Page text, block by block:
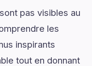
pas visibles au
les
inspirants
tout en donnant